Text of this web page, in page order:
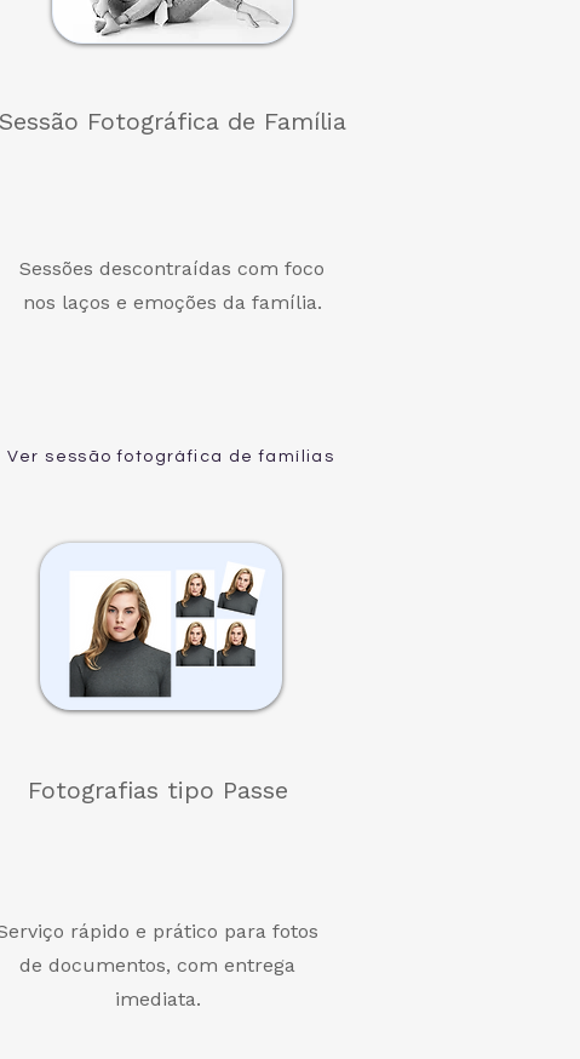
Sessão Fotográfica de Família
Sessões descontraídas com foco
nos laços e emoções da família.
Ver sessão fotográfica de famílias
Fotografias tipo Passe
rápido e prático para fotos
de documentos, com entrega
imediata.